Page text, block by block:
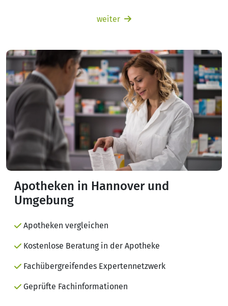
weiter
Apotheken in Hannover und
Umgebung
Apotheken vergleichen
Kostenlose Beratung in der Apotheke
Fachübergreifendes Expertennetzwerk
Geprüfte Fachinformationen